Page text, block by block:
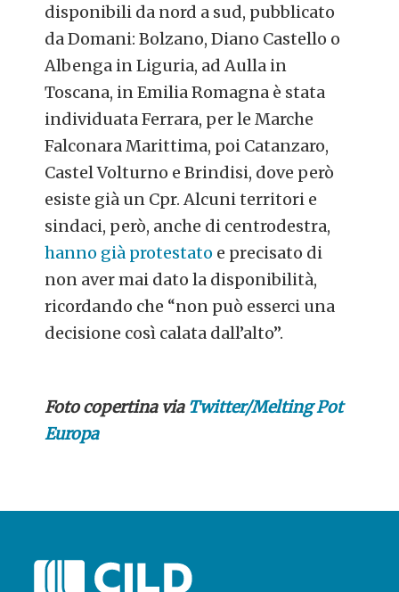
disponibili da nord a sud, pubblicato
da Domani: Bolzano, Diano Castello o
Albenga in Liguria, ad Aulla in
Toscana, in Emilia Romagna è stata
individuata Ferrara, per le Marche
Falconara Marittima, poi Catanzaro,
Castel Volturno e Brindisi, dove però
esiste già un Cpr. Alcuni territori e
sindaci, però, anche di centrodestra,
hanno già protestato e precisato di
non aver mai dato la disponibilità,
ricordando che “non può esserci una
decisione così calata dall’alto”.
Foto copertina via Twitter/Melting Pot
Europa
POST